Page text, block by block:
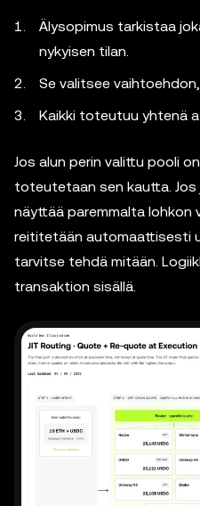
Älysopimus tarkistaa
nykyisen tilan.
Se valitsee
Kaikki toteutuu yhtenä
Jos alun perin valittu pooli
toteutetaan sen kautta.
näyttää paremmalta lohkon
reititetään automaattisesti
tarvitse tehdä mitään.
transaktion sisällä.